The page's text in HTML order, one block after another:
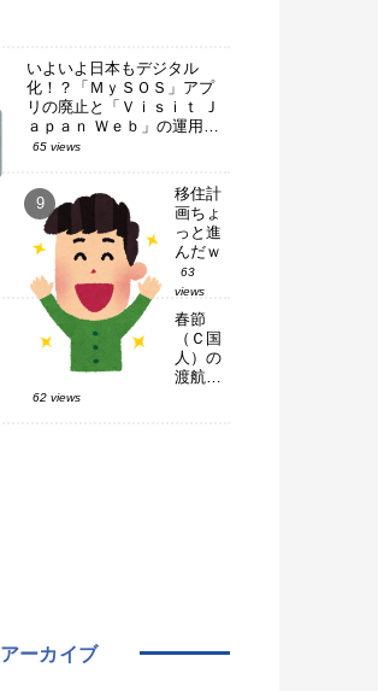
いよいよ日本もデジタル
化！？「ＭｙＳＯＳ」アプ
リの廃止と「Ｖｉｓｉｔ Ｊ
ａｐａｎ Ｗｅｂ」の運用開
始
65 views
移住計
画ちょ
っと進
んだｗ
63
views
春節
（Ｃ国
人）の
渡航
62 views
アーカイブ